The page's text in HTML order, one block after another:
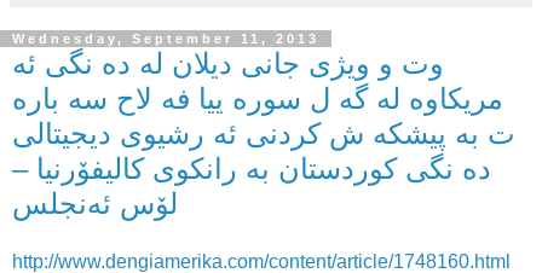
Wednesday, September 11, 2013
وت و ویژی جانی دیلان له ده نگی ئه
مریکاوه له گه ل سوره ییا فه لاح سه باره
ت به پیشکه ش کردنی ئه رشیوی دیجیتالی
ده نگی کوردستان به رانکوی کالیفۆرنیا –
لۆس ئه‌نجلس
http://www.dengiamerika.com/content/article/1748160.html